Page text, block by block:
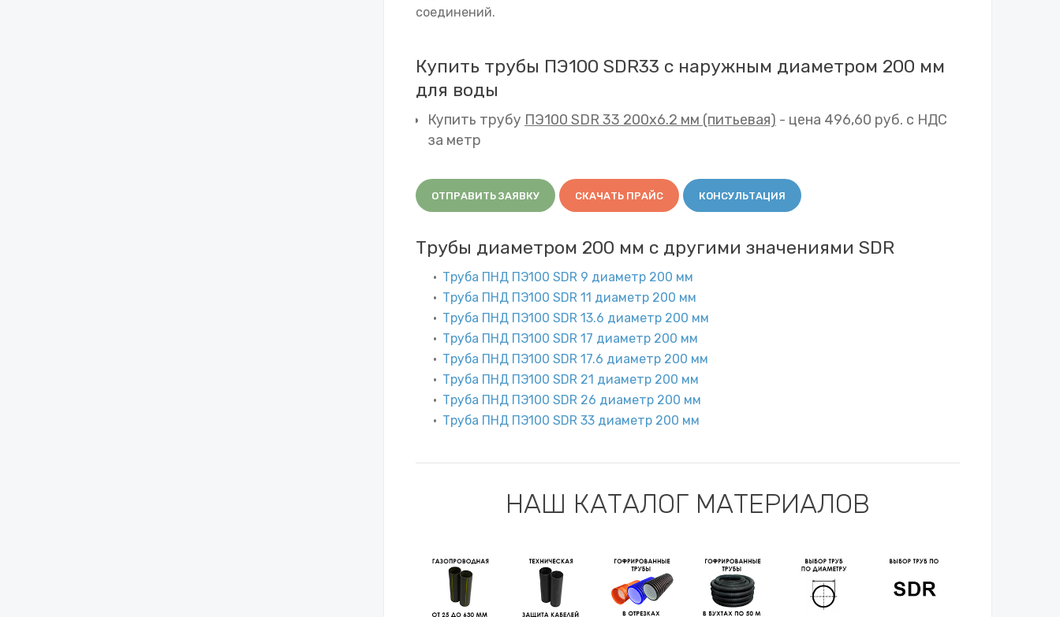
соединений.
Купить трубы ПЭ100 SDR33 с наружным диаметром 200 мм
для воды
Купить трубу ПЭ100 SDR 33 200х6.2 мм (питьевая) - цена 496,60 руб. с НДС
за метр
ОТПРАВИТЬ ЗАЯВКУ СКАЧАТЬ ПРАЙС КОНСУЛЬТАЦИЯ
Трубы диаметром 200 мм с другими значениями SDR
Труба ПНД ПЭ100 SDR 9 диаметр 200 мм
Труба ПНД ПЭ100 SDR 11 диаметр 200 мм
Труба ПНД ПЭ100 SDR 13.6 диаметр 200 мм
Труба ПНД ПЭ100 SDR 17 диаметр 200 мм
Труба ПНД ПЭ100 SDR 17.6 диаметр 200 мм
Труба ПНД ПЭ100 SDR 21 диаметр 200 мм
Труба ПНД ПЭ100 SDR 26 диаметр 200 мм
Труба ПНД ПЭ100 SDR 33 диаметр 200 мм
НАШ КАТАЛОГ МАТЕРИАЛОВ